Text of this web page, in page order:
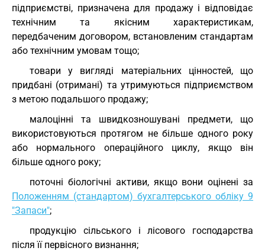
підприємстві, призначена для продажу і відповідає
технічним та якісним характеристикам,
передбаченим договором, встановленим стандартам
або технічним умовам тощо;
товари у вигляді матеріальних цінностей, що
придбані (отримані) та утримуються підприємством
з метою подальшого продажу;
малоцінні та швидкозношувані предмети, що
використовуються протягом не більше одного року
або нормального операційного циклу, якщо він
більше одного року;
поточні біологічні активи, якщо вони оцінені за
Положенням (стандартом) бухгалтерського обліку 9
"Запаси";
продукцію сільського і лісового господарства
після її первісного визнання;